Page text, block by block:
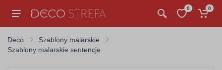
0 0
Deco
Szablony malarskie
Szablony malarskie sentencje